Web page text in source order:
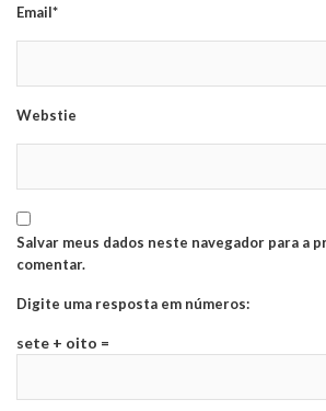
Email*
Webstie
Salvar meus dados neste navegador para a
comentar.
Digite uma resposta em números:
sete + oito =